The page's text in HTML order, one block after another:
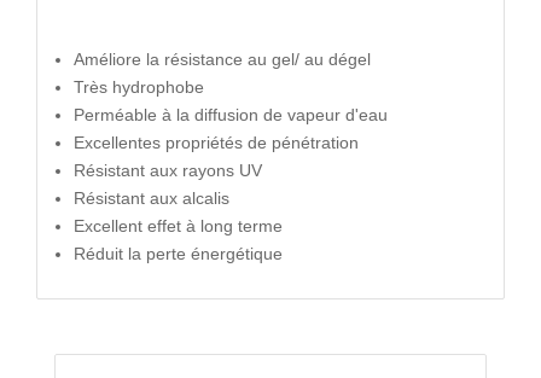
Améliore la résistance au gel/ au dégel
Très hydrophobe
Perméable à la diffusion de vapeur d'eau
Excellentes propriétés de pénétration
Résistant aux rayons UV
Résistant aux alcalis
Excellent effet à long terme
Réduit la perte énergétique